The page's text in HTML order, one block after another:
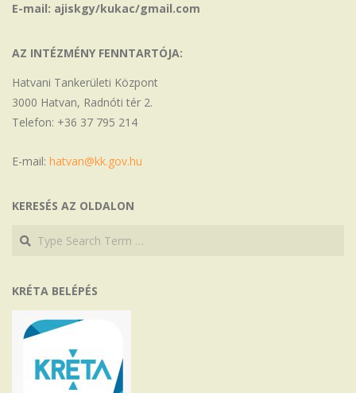
E-mail: ajiskgy/kukac/gmail.com
AZ INTÉZMÉNY FENNTARTÓJA:
Hatvani Tankerületi Központ
3000 Hatvan, Radnóti tér 2.
Telefon: +36 37 795 214
E-mail: hatvan@kk.gov.hu
KERESÉS AZ OLDALON
Search
Search
KRÉTA BELÉPÉS